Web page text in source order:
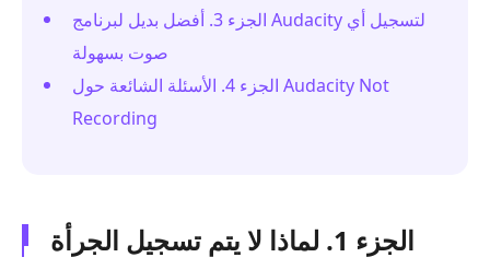
الجزء 3. أفضل بديل لبرنامج Audacity لتسجيل أي
صوت بسهولة
الجزء 4. الأسئلة الشائعة حول Audacity Not
Recording
الجزء 1. لماذا لا يتم تسجيل الجرأة